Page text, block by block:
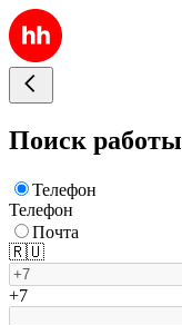
Поиск работы
Телефон
Телефон
Почта
🇷🇺
+7